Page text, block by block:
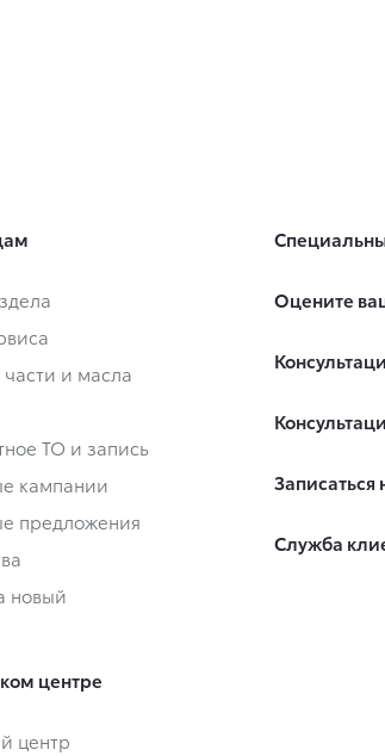
и масла
ТО и запись
кампании
предложения
новый
центре
центр
Оцените
Записаться
Служба